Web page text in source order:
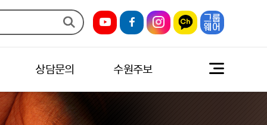
상담문의 수원주보